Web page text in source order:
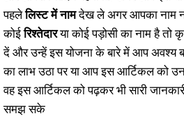
पहलेलिस्ट में नामदेख ले अगर आपका नाम
कोईरिश्तेदारया कोई पड़ोसी का नाम है
दें और उन्हें इस योजना के बारे में आप अवश्य
का लाभ उठा पर या आप इस आर्टिकल को
वह इस आर्टिकल को पढ़कर भी सारी
समझ सके